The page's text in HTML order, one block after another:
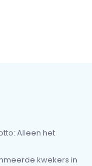
Alleen het
kwekers in